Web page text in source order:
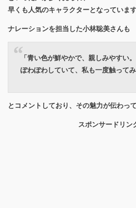
早くも人気のキャラクターとなっています
ナレーションを担当した小林聡美さんも
「青い色が鮮やかで、親しみやすい。
ぽわぽわしていて、私も一度触ってみ
とコメントしており、その魅力が伝わっ
スポンサードリン